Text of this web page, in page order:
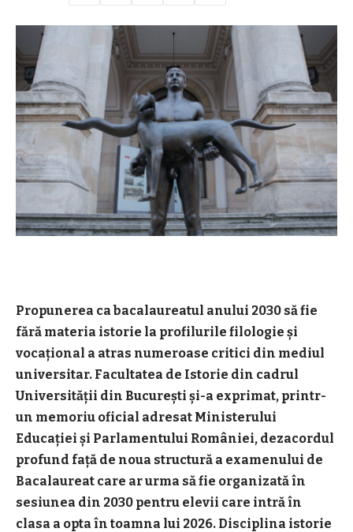
Propunerea ca bacalaureatul anului 2030 să fie
fără materia istorie la profilurile filologie şi
vocaţional a atras numeroase critici din mediul
universitar. Facultatea de Istorie din cadrul
Universităţii din Bucureşti şi-a exprimat, printr-
un memoriu oficial adresat Ministerului
Educaţiei şi Parlamentului României, dezacordul
profund faţă de noua structură a examenului de
Bacalaureat care ar urma să fie organizată în
sesiunea din 2030 pentru elevii care intră în
clasa a opta în toamna lui 2026. Disciplina istorie